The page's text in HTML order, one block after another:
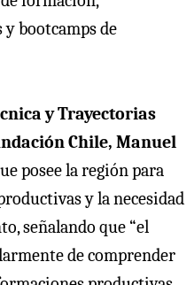
bootcamps de
y Trayectorias
Chile, Manuel
posee la región para
y la necesidad
señalando que “el
de comprender